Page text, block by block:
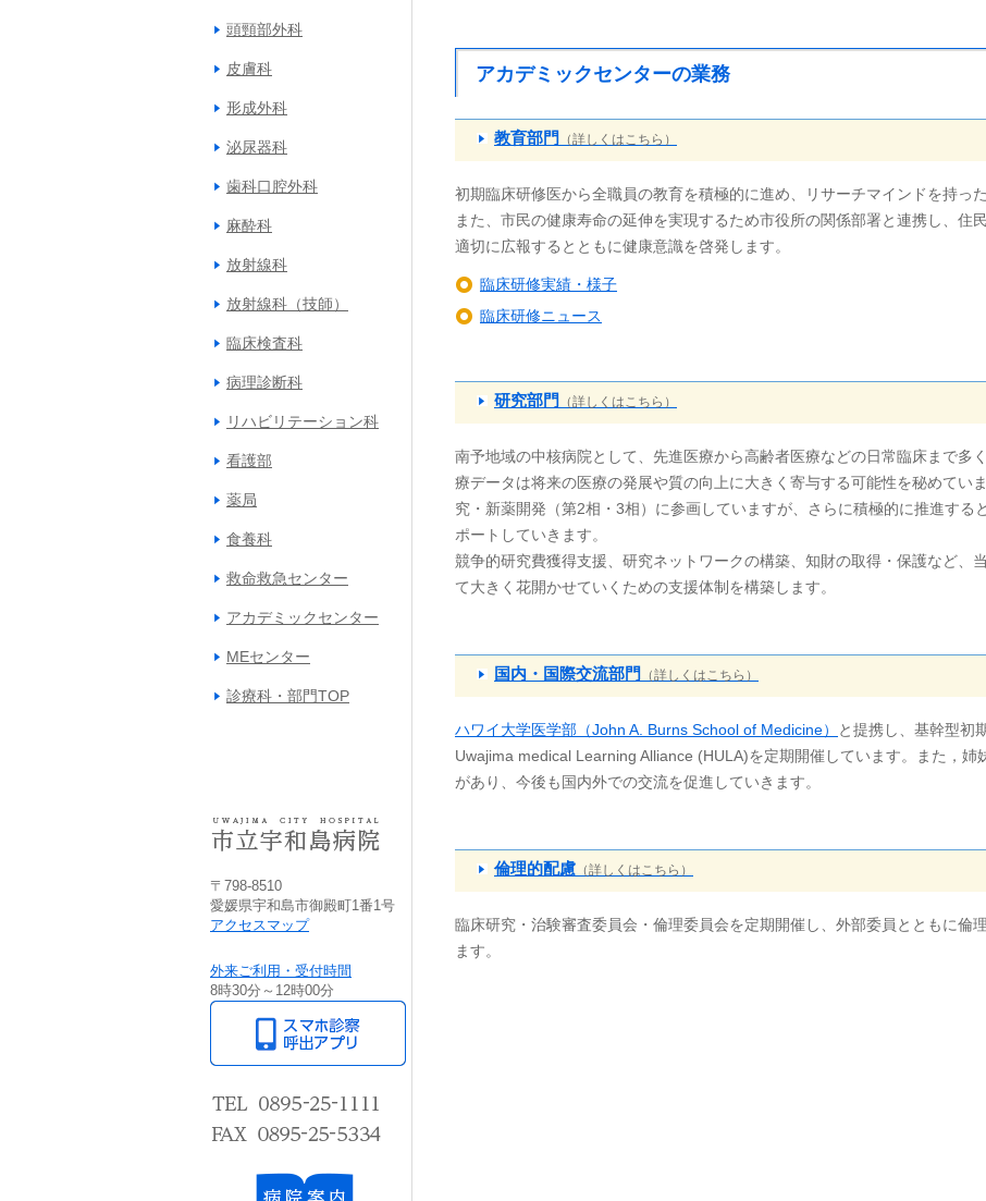
頭頸部外科
皮膚科
形成外科
泌尿器科
歯科口腔外科
麻酔科
放射線科
放射線科（技師）
臨床検査科
病理診断科
リハビリテーション科
看護部
薬局
食養科
救命救急センター
アカデミックセンター
MEセンター
診療科・部門TOP
〒798-8510
愛媛県宇和島市御殿町1番1号
アクセスマップ
外来ご利用・受付時間
8時30分～12時00分
アカデミックセンターの業務
教育部門 （詳しくはこちら）
初期臨床研修医から全職員の教育を積極的に進め、リサーチマインドを持っ
また、市民の健康寿命の延伸を実現するため市役所の関係部署と連携し、住
適切に広報するとともに健康意識を啓発します。
臨床研修実績・様子
臨床研修ニュース
研究部門 （詳しくはこちら）
南予地域の中核病院として、先進医療から高齢者医療などの日常臨床まで多
療データは将来の医療の発展や質の向上に大きく寄与する可能性を秘めてい
究・新薬開発（第2相・3相）に参画していますが、さらに積極的に推進する
ポートしていきます。
競争的研究費獲得支援、研究ネットワークの構築、知財の取得・保護など、
て大きく花開かせていくための支援体制を構築します。
国内・国際交流部門 （詳しくはこちら）
ハワイ大学医学部（John A. Burns School of Medicine）
と提携し、基幹型初
Uwajima medical Learning Alliance (HULA)を定期開催しています。また，姉
があり、今後も国内外での交流を促進していきます。
倫理的配慮 （詳しくはこちら）
臨床研究・治験審査委員会・倫理委員会を定期開催し、外部委員とともに倫
ます。